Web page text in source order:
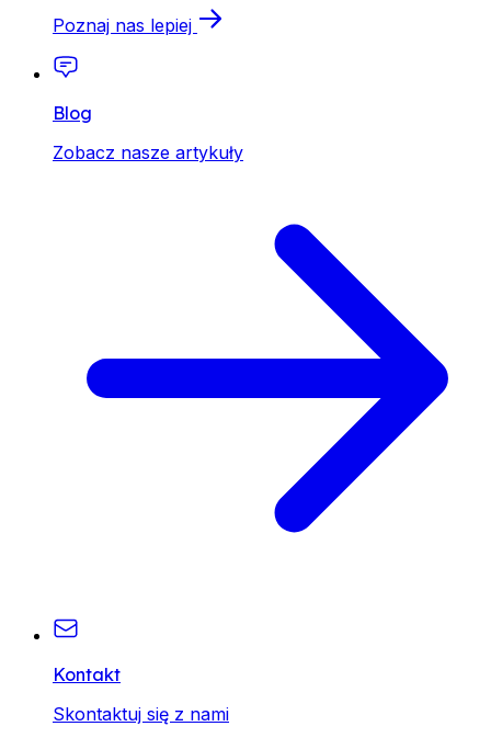
Poznaj nas lepiej
Blog
Zobacz nasze artykuły
Kontakt
Skontaktuj się z nami